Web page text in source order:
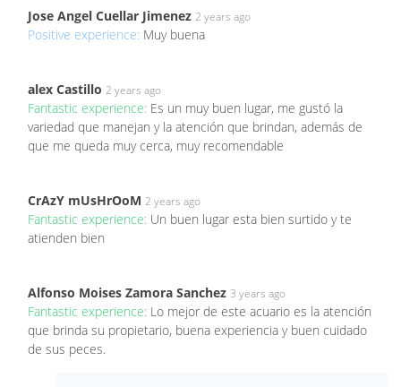
Jose Angel Cuellar Jimenez 2 years ago
Positive experience: Muy buena
alex Castillo 2 years ago
Fantastic experience: Es un muy buen lugar, me gustó la
variedad que manejan y la atención que brindan, además de
que me queda muy cerca, muy recomendable
CrAzY mUsHrOoM 2 years ago
Fantastic experience: Un buen lugar esta bien surtido y te
atienden bien
Alfonso Moises Zamora Sanchez 3 years ago
Fantastic experience: Lo mejor de este acuario es la atención
que brinda su propietario, buena experiencia y buen cuidado
de sus peces.